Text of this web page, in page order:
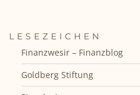
LESEZEICHEN
Finanzwesir – Finanzblog
Goldberg Stiftung